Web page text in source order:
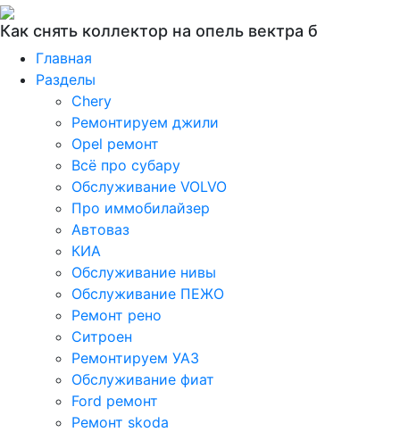
Как снять коллектор на опель вектра б
Главная
Разделы
Chery
Ремонтируем джили
Opel ремонт
Всё про субару
Обслуживание VOLVO
Про иммобилайзер
Автоваз
КИА
Обслуживание нивы
Обслуживание ПЕЖО
Ремонт рено
Ситроен
Ремонтируем УАЗ
Обслуживание фиат
Ford ремонт
Ремонт skoda